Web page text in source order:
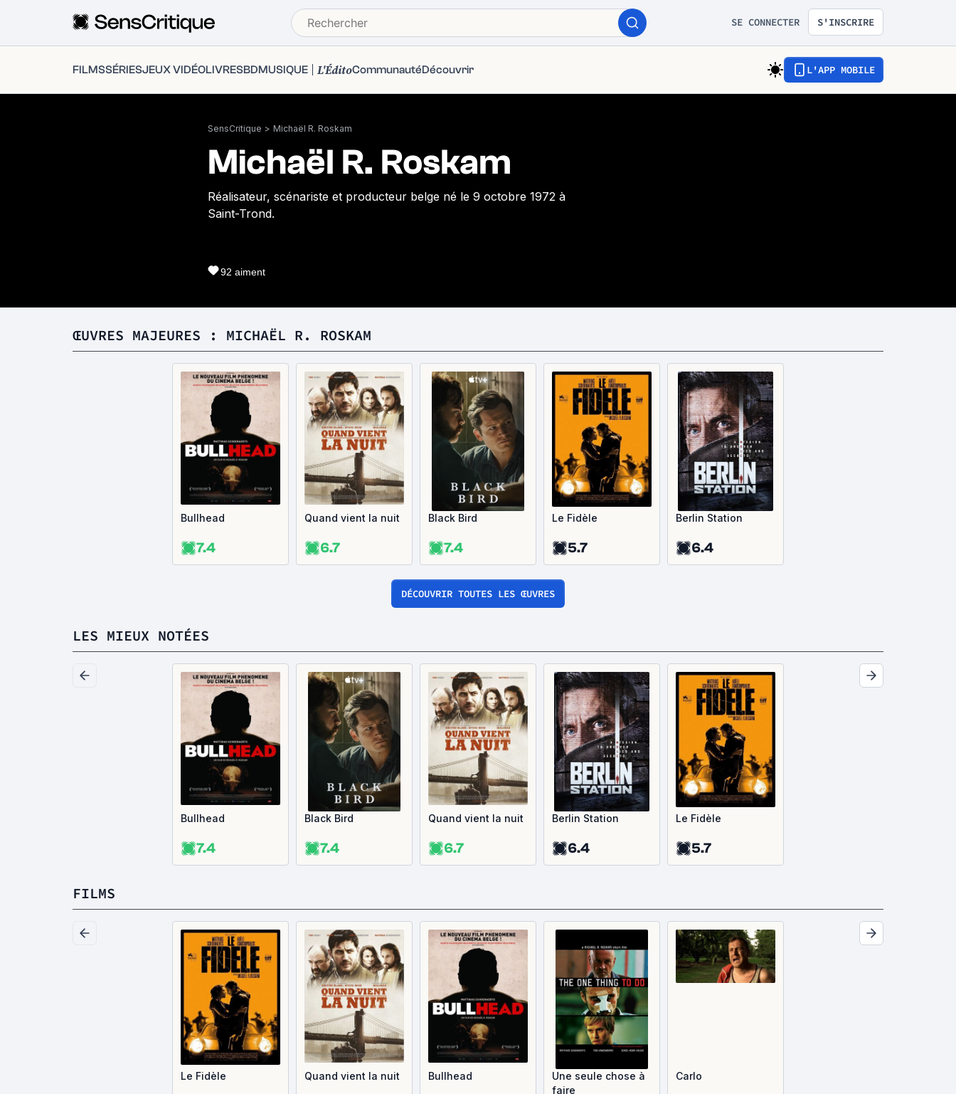
SE CONNECTER S'INSCRIRE
FILMSSÉRIESJEUX VIDÉOLIVRESBDMUSIQUE L'ÉditoCommunautéDécouvrir L'APP MOBILE
SensCritique > Michaël R. Roskam
Michaël R. Roskam
Réalisateur, scénariste et producteur belge né le 9 octobre 1972 à
Saint-Trond.
92 aiment
ŒUVRES MAJEURES : MICHAËL R. ROSKAM
Bullhead
7.4
Quand vient la nuit
6.7
Black Bird
7.4
Le Fidèle
5.7
Berlin Station
6.4
DÉCOUVRIR TOUTES LES ŒUVRES
LES MIEUX NOTÉES
Bullhead
7.4
Black Bird
7.4
Quand vient la nuit
6.7
Berlin Station
6.4
Le Fidèle
5.7
FILMS
Le Fidèle Quand vient la nuit Bullhead
Une seule chose à
faire
Carlo